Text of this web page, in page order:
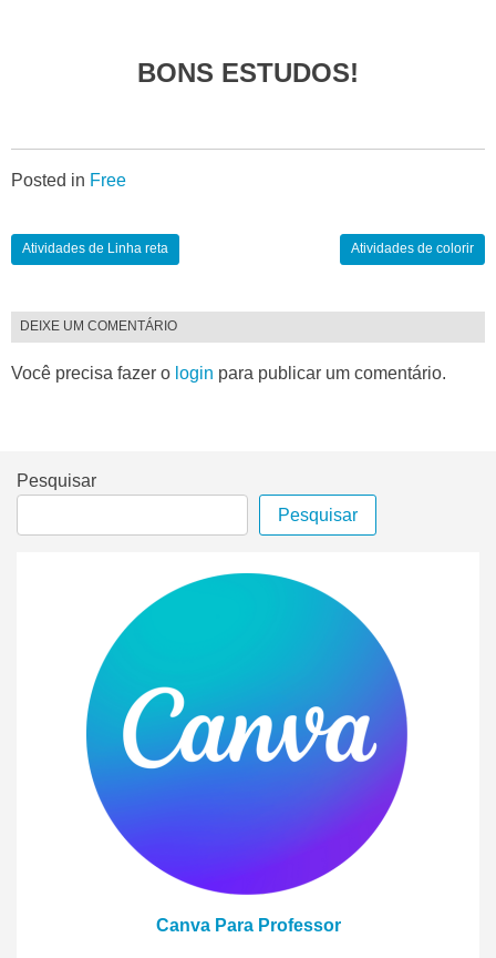
BONS ESTUDOS!
Posted in Free
Atividades de Linha reta Atividades de colorir
DEIXE UM COMENTÁRIO
Você precisa fazer o login para publicar um comentário.
Pesquisar
Pesquisar
Canva Para Professor